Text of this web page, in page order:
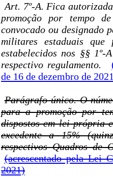
Art. 7º-A. Fica
promoção por tempo
convocado ou designado
militares estaduais que
estabelecidos nos §§ 1º-
respectivo regulamento.
de 16 de dezembro de
Parágrafo único. O
para a promoção por
dispostos em lei própria
excedente a 15%
respectivos Quadros de
(acrescentado pela Lei
2021)